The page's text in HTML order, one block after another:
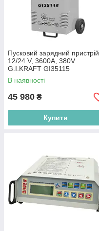
Пусковий зарядний пристрій
12/24 V, 3600A, 380V
G.I.KRAFT GI35115
В наявності
45 980 ₴
Купити